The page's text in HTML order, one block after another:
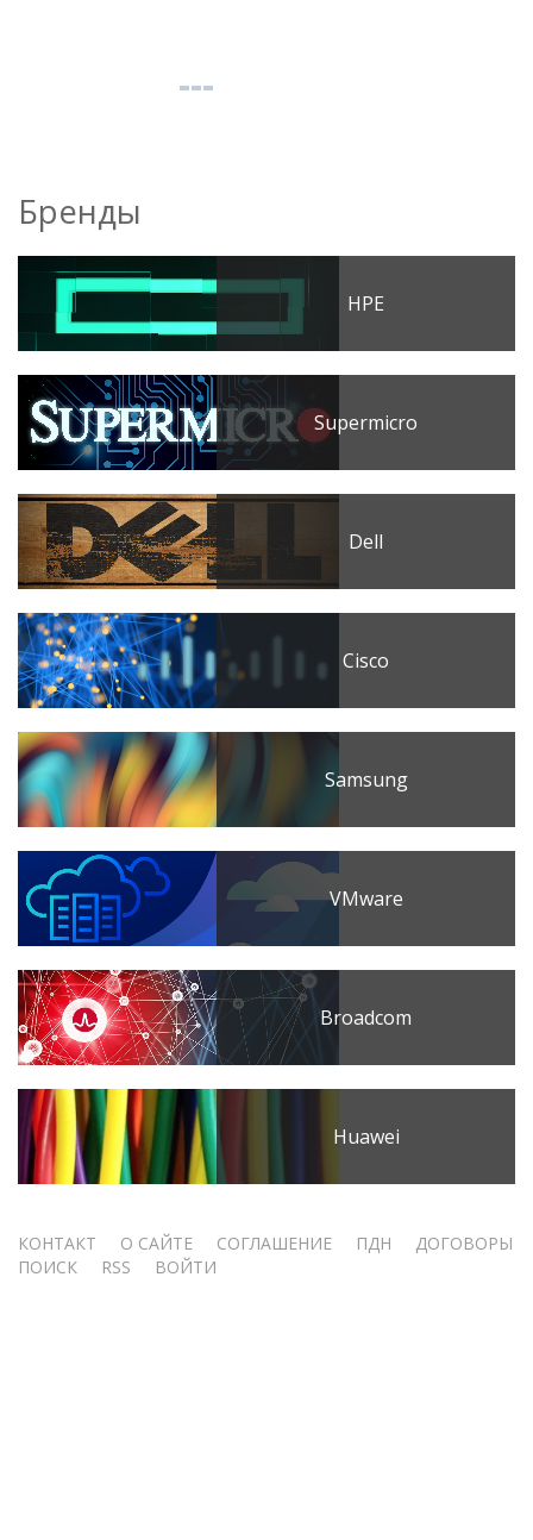
Бренды
HPE
Supermicro
Dell
Cisco
Samsung
VMware
Broadcom
Huawei
Меню
КОНТАКТ О САЙТЕ СОГЛАШЕНИЕ ПДН
ДОГОВОРЫ
ПОИСК
RSS ВОЙТИ